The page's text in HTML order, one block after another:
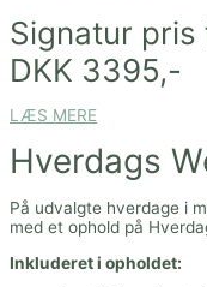
Signatur pris
DKK 3395,-
LÆS MERE
Hverdags
På udvalgte hverdage i
med et ophold på
Inkluderet i opholdet: